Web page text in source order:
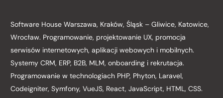
Software House Warszawa, Kraków, Śląsk – Gliwice, Katowice,
Wrocław. Programowanie, projektowanie UX, promocja
serwisów internetowych, aplikacji webowych i mobilnych.
Systemy CRM, ERP, B2B, MLM, onboarding i rekrutacja.
Programowanie w technologiach PHP, Phyton, Laravel,
Codeigniter, Symfony, VueJS, React, JavaScript, HTML, CSS.